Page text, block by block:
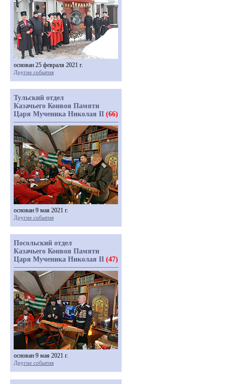
основан 25 февраля 2021 г.
Другие события
Тульский отдел
Казачьего Конвоя Памяти
Царя Мученика Николая II (66)
основан 9 мая 2021 г.
Другие события
Посольский отдел
Казачьего Конвоя Памяти
Царя Мученика Николая II (47)
основан 9 мая 2021 г.
Другие события